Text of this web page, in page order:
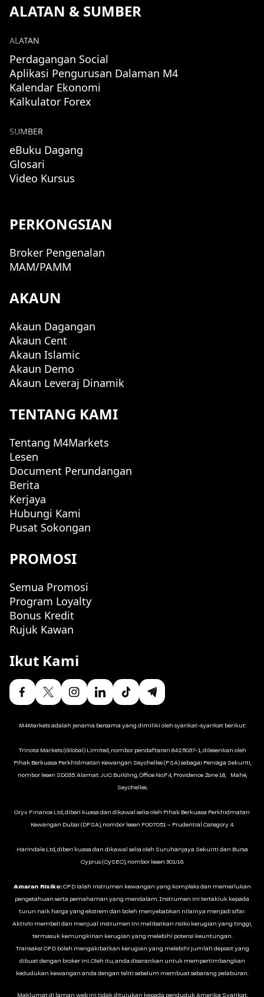
ALATAN & SUMBER
ALATAN
Perdagangan Social
Aplikasi Pengurusan Dalaman M4
Kalendar Ekonomi
Kalkulator Forex
SUMBER
eBuku Dagang
Glosari
Video Kursus
PERKONGSIAN
Broker Pengenalan
MAM/PAMM
AKAUN
Akaun Dagangan
Akaun Cent
Akaun Islamic
Akaun Demo
Akaun Leveraj Dinamik
TENTANG KAMI
Tentang M4Markets
Lesen
Document Perundangan
Berita
Kerjaya
Hubungi Kami
Pusat Sokongan
PROMOSI
Semua Promosi
Program Loyalty
Bonus Kredit
Rujuk Kawan
Ikut Kami
M4Markets adalah jenama bersama yang dimiliki oleh syarikat-syarikat berikut:
Trinota Markets (Global) Limited, nombor pendaftaran 8425037-1, dilesenkan oleh
Pihak Berkuasa Perkhidmatan Kewangan Seychelles (FSA) sebagai Peniaga Sekuriti,
nombor lesen SD035. Alamat: JUC Building, Office No.F4, Providence Zone 18, Mahé,
Seychelles.
Oryx Finance Ltd, diberi kuasa dan dikawal selia oleh Pihak Berkuasa Perkhidmatan
Kewangan Dubai (DFSA), nombor lesen F007051 – Prudential Category 4.
Harindale Ltd, diberi kuasa dan dikawal selia oleh Suruhanjaya Sekuriti dan Bursa
Cyprus (CySEC), nombor lesen 301/16.
Amaran Risiko:CFD ialah instrumen kewangan yang kompleks dan memerlukan
pengetahuan serta pemahaman yang mendalam. Instrumen ini tertakluk kepada
turun naik harga yang ekstrem dan boleh menyebabkan nilainya menjadi sifar.
Aktiviti membeli dan menjual instrumen ini melibatkan risiko kerugian yang tinggi,
termasuk kemungkinan kerugian yang melebihi potensi keuntungan.
Transaksi CFD boleh mengakibatkan kerugian yang melebihi jumlah deposit yang
dibuat dengan broker ini. Oleh itu, anda disarankan untuk mempertimbangkan
kedudukan kewangan anda dengan teliti sebelum membuat sebarang pelaburan.
Maklumat di laman web ini tidak ditujukan kepada penduduk Amerika Syarikat,